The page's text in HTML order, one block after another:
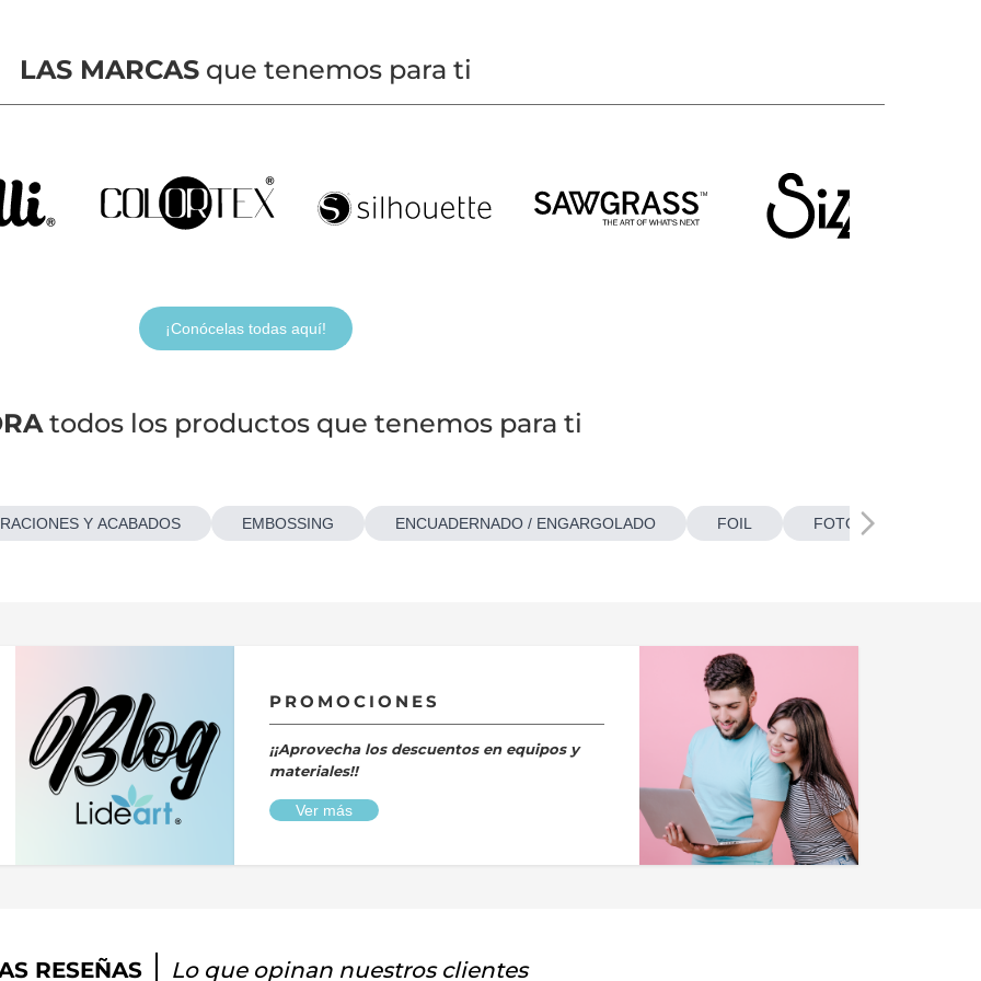
LAS MARCASque tenemos para ti
¡Conócelas todas aquí!
todos los productos que tenemos para ti
Y ACABADOS EMBOSSING ENCUADERNADO / ENGARGOLADO FOIL FOTOBOTONES
PROMOCIONES
¡¡Aprovecha los descuentos en equipos y
materiales!!
Ver más
RESEÑAS Lo que opinan nuestros clientes